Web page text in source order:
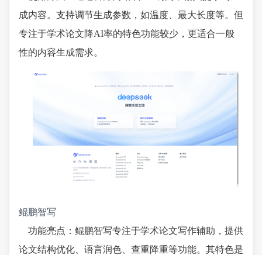
成内容。支持调节生成参数，如温度、最大长度等。但
专注于学术论文降AI率的特色功能较少，更适合一般
性的内容生成需求。
鲲鹏智写
功能亮点：鲲鹏智写专注于学术论文写作辅助，提供
论文结构优化、语言润色、查重降重等功能。其特色是